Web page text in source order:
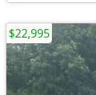
$22,995